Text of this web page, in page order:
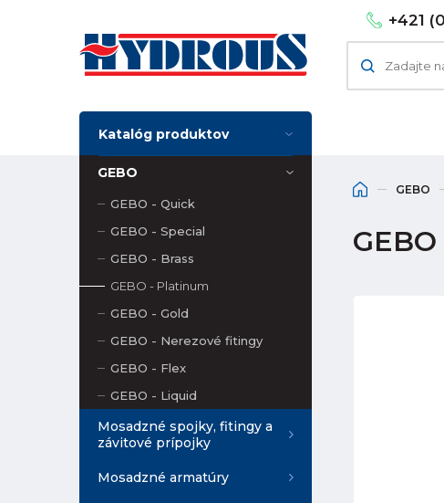
+421
Katalóg produktov
GEBO
GEBO - Quick
GEBO - Special
GEBO - Brass
GEBO - Platinum
GEBO - Gold
GEBO - Nerezové fitingy
GEBO - Flex
GEBO - Liquid
Mosadzné spojky, fitingy a
závitové prípojky
Mosadzné armatúry
GEBO